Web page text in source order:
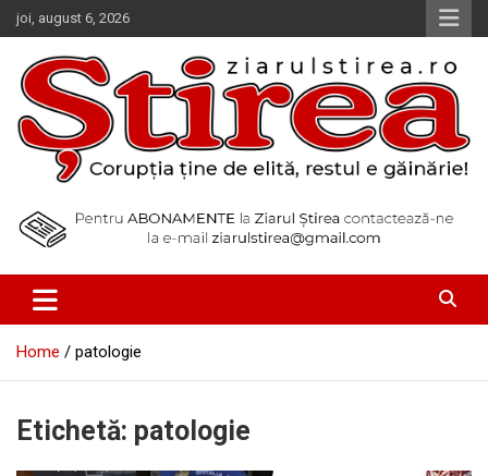
Skip
to
content
joi, august 6, 2026
Ziarul Știrea
Home patologie
Etichetă: patologie